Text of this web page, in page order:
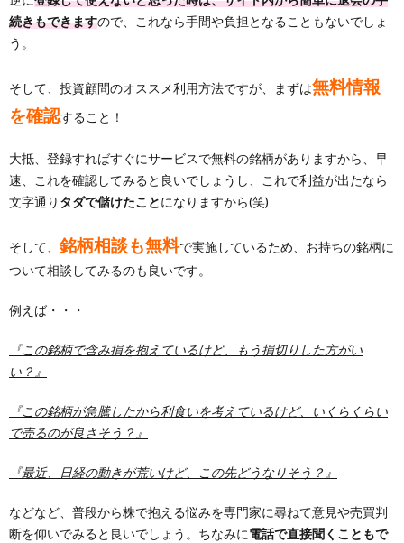
続きもできますので、これなら手間や負担となることもないでしょ
う。
そして、投資顧問のオススメ利用方法ですが、まずは無料情報
を確認すること！
大抵、登録すればすぐにサービスで無料の銘柄がありますから、早
速、これを確認してみると良いでしょうし、これで利益が出たなら
文字通り タダで儲けたことになりますから(笑)
そして、 銘柄相談も無料で実施しているため、お持ちの銘柄に
ついて相談してみるのも良いです。
例えば・・・
『この銘柄で含み損を抱えているけど、もう損切りした方がい
い？』
『この銘柄が急騰したから利食いを考えているけど、いくらくらい
で売るのが良さそう？』
『最近、日経の動きが荒いけど、この先どうなりそう？』
などなど、普段から株で抱える悩みを専門家に尋ねて意見や売買判
断を仰いでみると良いでしょう。ちなみに電話で直接聞くこともで